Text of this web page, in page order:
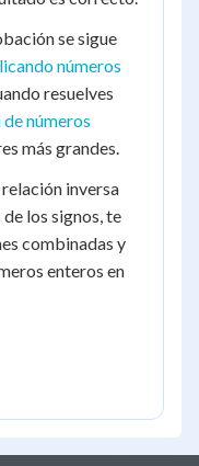
se sigue
números
resuelves
números
más grandes.
inversa
los signos, te
combinadas y
enteros en